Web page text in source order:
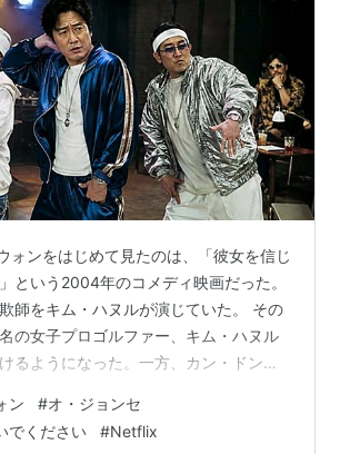
ォンをはじめて見たのは、「彼女を信じ
という2004年のコメディ映画だった。
師をキム・ハヌルが演じていた。 その
の女子プロゴルファー、キム・ハヌル
るようになった。一方、カン・ドンウ
年代は、韓国映画がめきめき台頭し
。イ・チャンドン、ポン・ジュノ、パ
ン #オ・ジョンセ
でください #Netflix